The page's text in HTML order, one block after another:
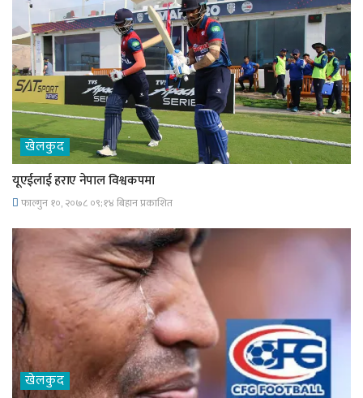
खेलकुद
यूएईलाई हराए नेपाल विश्वकपमा
फाल्गुन १०, २०७८ ०९;१४ बिहान प्रकाशित
खेलकुद